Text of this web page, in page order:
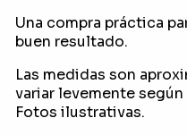
Una compra práctica
buen resultado.
Las medidas son
variar levemente
Fotos ilustrativas.